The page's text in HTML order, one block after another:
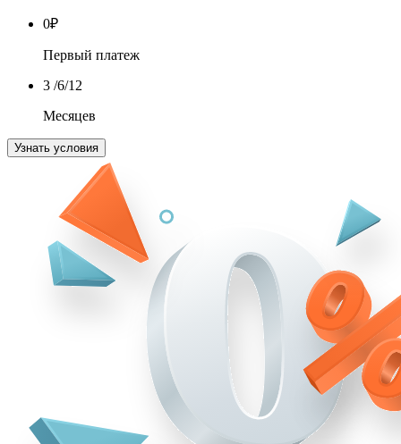
0₽
Первый платеж
3 /6/12
Месяцев
Узнать условия